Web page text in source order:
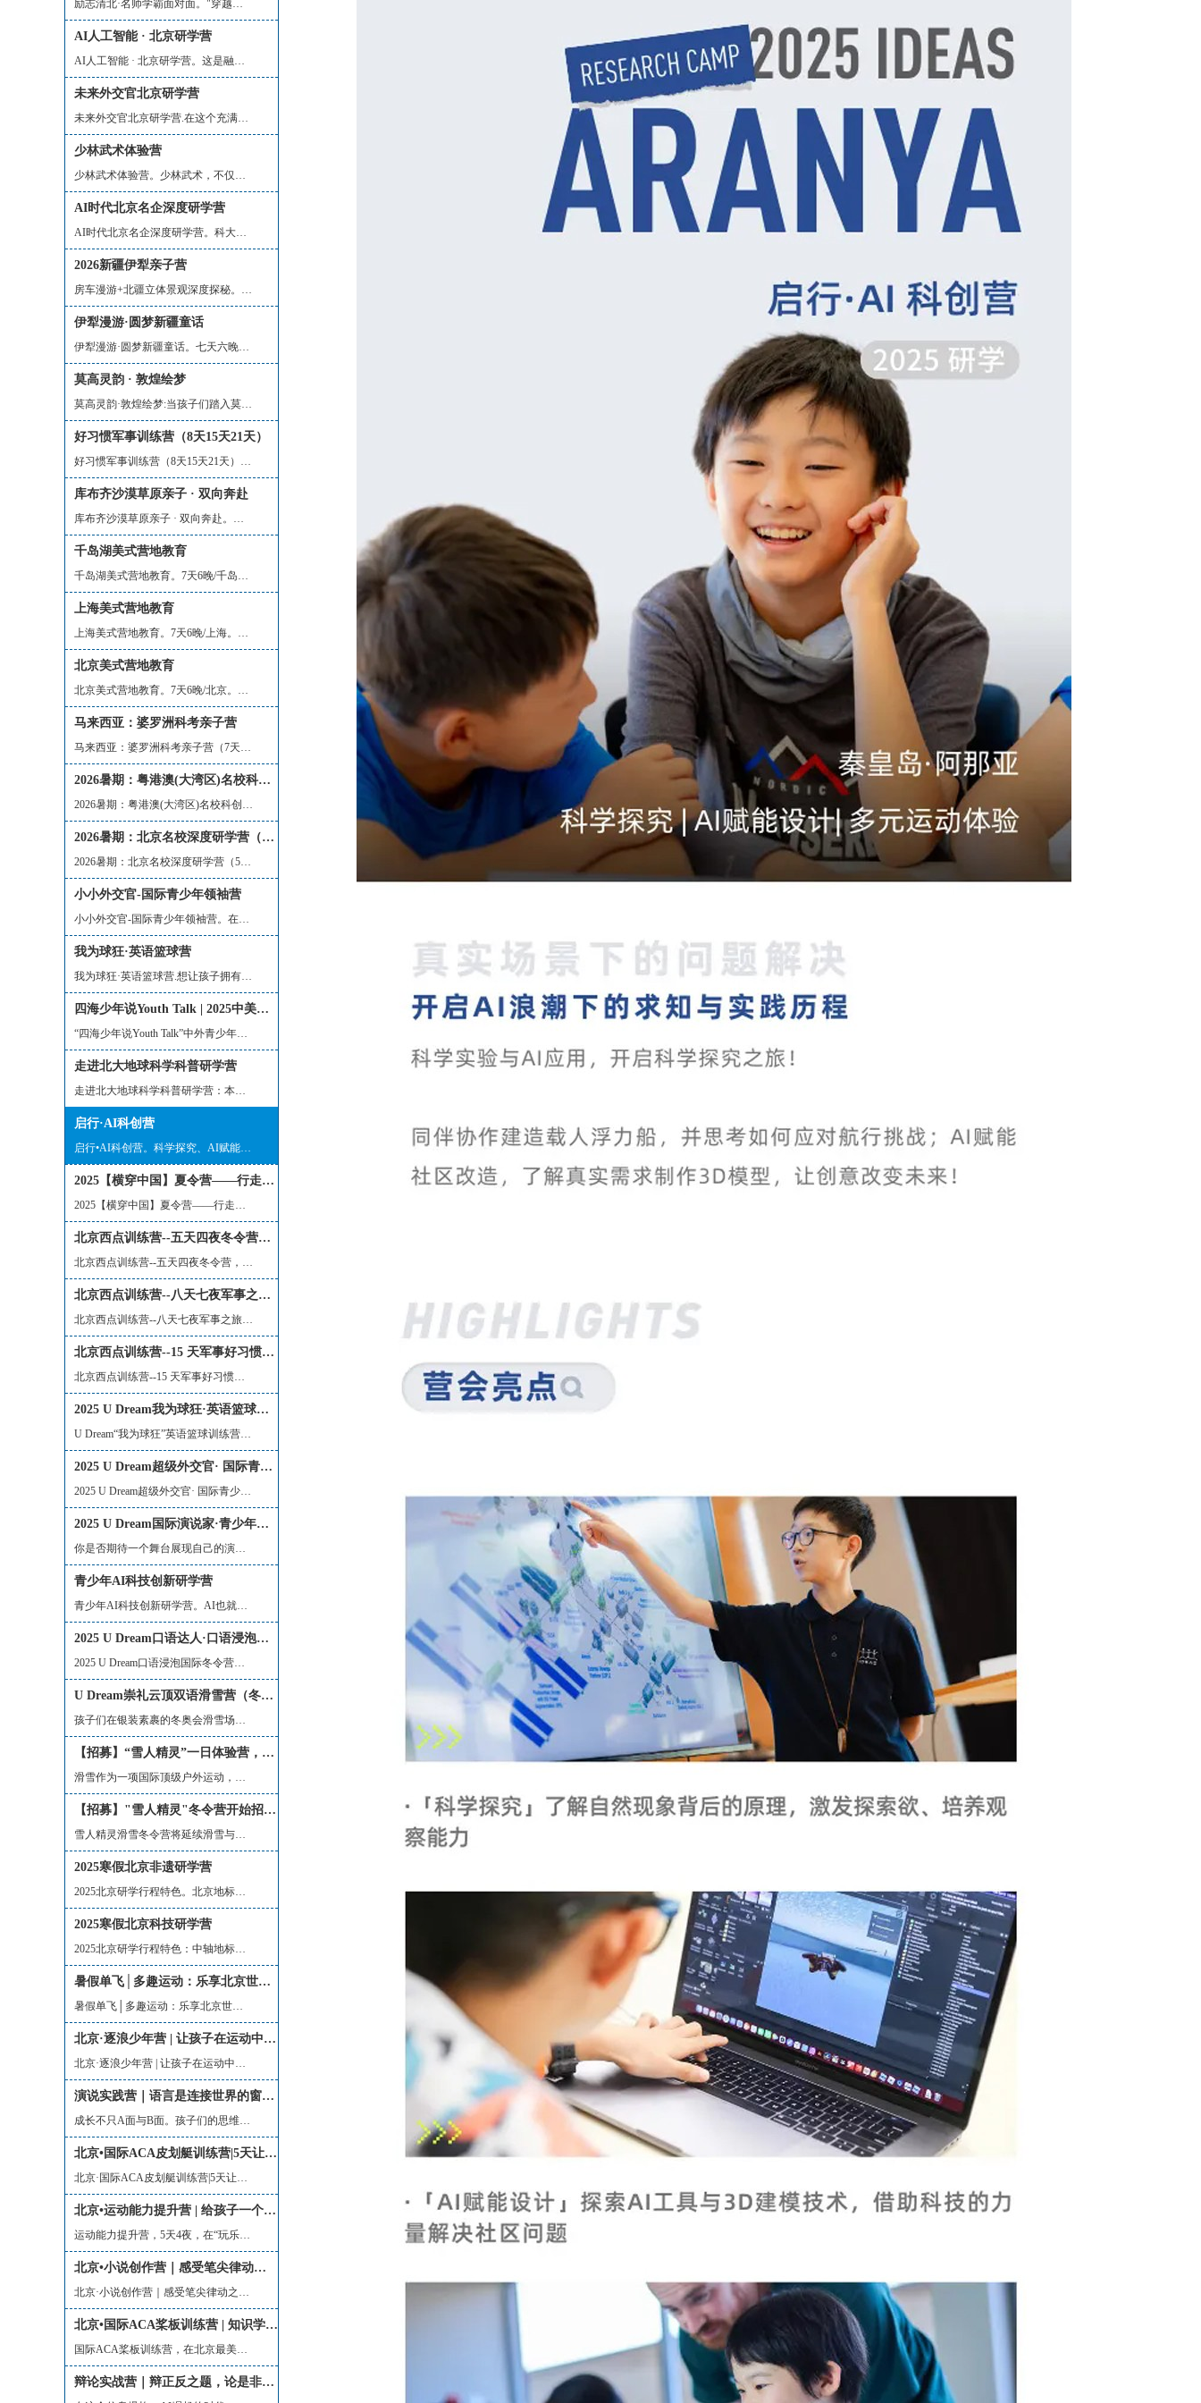
励志清北·名师学霸面对面。"穿越学术瀚...
AI人工智能 · 北京研学营
AI人工智能 · 北京研学营。这是融汇科...
未来外交官北京研学营
未来外交官北京研学营.在这个充满无限可...
少林武术体验营
少林武术体验营。少林武术，不仅是拳脚...
AI时代北京名企深度研学营
AI时代北京名企深度研学营。科大讯飞、...
2026新疆伊犁亲子营
房车漫游+北疆立体景观深度探秘。8天7晚...
伊犁漫游·圆梦新疆童话
伊犁漫游·圆梦新疆童话。七天六晚亲子...
莫高灵韵 · 敦煌绘梦
莫高灵韵·敦煌绘梦:当孩子们踏入莫高窟...
好习惯军事训练营（8天15天21天）
好习惯军事训练营（8天15天21天）。军事...
库布齐沙漠草原亲子 · 双向奔赴
库布齐沙漠草原亲子 · 双向奔赴。这是...
千岛湖美式营地教育
千岛湖美式营地教育。7天6晚/千岛湖。游...
上海美式营地教育
上海美式营地教育。7天6晚/上海。游美营...
北京美式营地教育
北京美式营地教育。7天6晚/北京。游美营...
马来西亚：婆罗洲科考亲子营
马来西亚：婆罗洲科考亲子营（7天6晚）...
2026暑期：粤港澳(大湾区)名校科创研学营（5天4晚）
2026暑期：粤港澳(大湾区)名校科创研学...
2026暑期：北京名校深度研学营（5天4晚）
2026暑期：北京名校深度研学营（5天4晚...
小小外交官-国际青少年领袖营
小小外交官-国际青少年领袖营。在全球化...
我为球狂·英语篮球营
我为球狂·英语篮球营.想让孩子拥有一段...
四海少年说Youth Talk | 2025中美青少年交流营招募「文化传播官」
“四海少年说Youth Talk”中外青少年国...
走进北大地球科学科普研学营
走进北大地球科学科普研学营：本项目主...
启行·AI科创营
启行•AI科创营。科学探究、AI赋能设计...
2025【横穿中国】夏令营——行走的课堂，不一样的人生！
2025【横穿中国】夏令营——行走的课堂...
北京西点训练营--五天四夜冬令营，好习惯成就卓越少年!
北京西点训练营--五天四夜冬令营，好习...
北京西点训练营--八天七夜军事之旅，养成好习惯，铸就好未来！
北京西点训练营--八天七夜军事之旅，养...
北京西点训练营--15 天军事好习惯训练营助力青少年养成良好习惯，塑造坚毅品格，提升综合素质！
北京西点训练营--15 天军事好习惯训练营...
2025 U Dream我为球狂·英语篮球营（冬令营）
U Dream“我为球狂”英语篮球训练营，系...
2025 U Dream超级外交官· 国际青少年领袖营（冬令营）
2025 U Dream超级外交官· 国际青少年领...
2025 U Dream国际演说家·青少年领导力营（冬令营）
你是否期待一个舞台展现自己的演讲风采...
青少年AI科技创新研学营
青少年AI科技创新研学营。AI也就是人工...
2025 U Dream口语达人·口语浸泡营（冬令营）
2025 U Dream口语浸泡国际冬令营，2025 ...
U Dream崇礼云顶双语滑雪营（冬奥会场地）
孩子们在银装素裹的冬奥会滑雪场地上驰...
【招募】“雪人精灵”一日体验营，零基础体验，有基础练习！解锁雪上新技能！
滑雪作为一项国际顶级户外运动，不仅可...
【招募】"雪人精灵"冬令营开始招募啦！（5天）
雪人精灵滑雪冬令营将延续滑雪与儿童情...
2025寒假北京非遗研学营
2025北京研学行程特色。北京地标：天安...
2025寒假北京科技研学营
2025北京研学行程特色：中轴地标：天安...
暑假单飞│多趣运动：乐享北京世园，玩转水陆空
暑假单飞│多趣运动：乐享北京世园，玩...
北京·逐浪少年营 | 让孩子在运动中追寻更热烈的生命力
北京·逐浪少年营 | 让孩子在运动中追寻...
演说实践营｜语言是连接世界的窗口，表达是开拓思维的大门
成长不只A面与B面。孩子们的思维，不应...
北京•国际ACA皮划艇训练营|5天让孩子get风靡全球的水上运动技能
北京·国际ACA皮划艇训练营|5天让孩子ge...
北京•运动能力提升营 | 给孩子一个最快乐的夏天
运动能力提升营，5天4夜，在“玩乐”中...
北京•小说创作营｜感受笔尖律动之美，玩转两大文学体裁，体验四种角色变换
北京·小说创作营｜感受笔尖律动之美，...
北京•国际ACA桨板训练营 | 知识学习+技能认证一站式体验
国际ACA桨板训练营，在北京最美的金海湖...
辩论实战营｜辩正反之题，论是非之理，析世界之变